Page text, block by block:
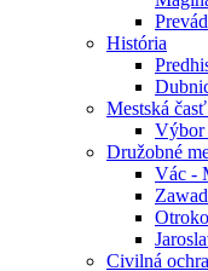
História
Mestská
Výbor
Družobné
Vác -
Civilná